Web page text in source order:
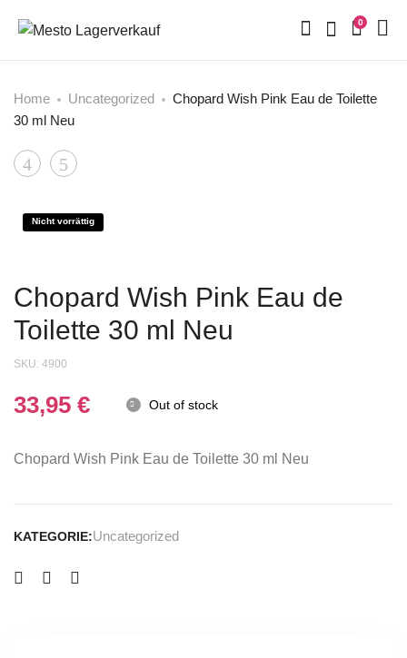
0
Home Uncategorized
Chopard Wish Pink Eau de Toilette
30 ml Neu
Product
Jennifer
JLO
Eau
De
EdP
50ml
Roberto
Just
Shower
Gel
Nicht vorrättig
Chopard Wish Pink Eau de
Toilette 30 ml Neu
SKU: 4900
33,95 € Out of stock
Chopard Wish Pink Eau de Toilette 30 ml Neu
KATEGORIE:Uncategorized